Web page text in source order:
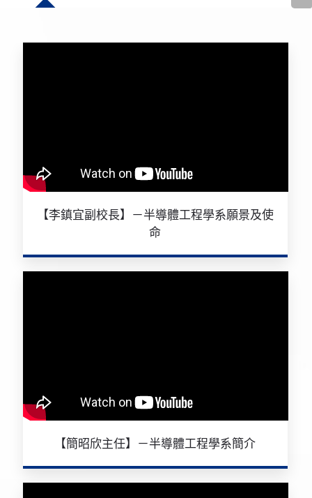
【李鎮宜副校長】－半導體工程學系願景及使
命
【簡昭欣主任】－半導體工程學系簡介